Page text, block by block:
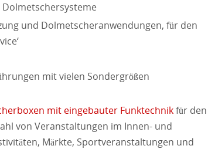
und Dolmetscheranwendungen, für den
mit vielen Sondergrößen
mit eingebauter Funktechnikfür den
von Veranstaltungen im Innen- und
Märkte, Sportveranstaltungen und